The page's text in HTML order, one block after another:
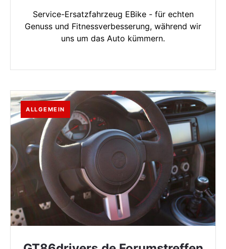
Service-Ersatzfahrzeug EBike - für echten
Genuss und Fitnessverbesserung, während wir
uns um das Auto kümmern.
ALLGEMEIN